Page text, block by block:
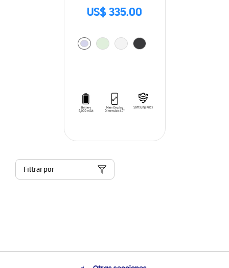
US$ 335.00
Filtrar por